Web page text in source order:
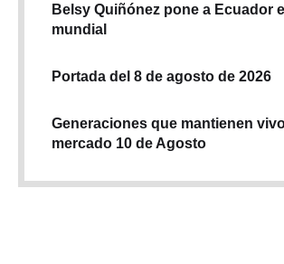
Belsy Quiñónez pone a Ecuador
mundial
Portada del 8 de agosto de 2026
Generaciones que mantienen
mercado 10 de Agosto